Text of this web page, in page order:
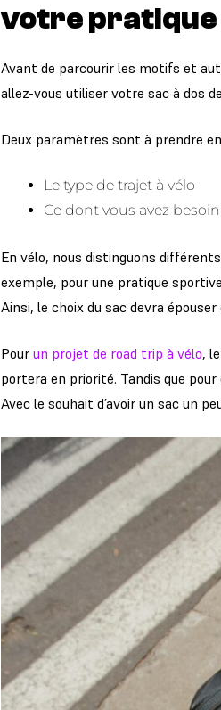
votre pratique
Avant de parcourir les motifs et
allez-vous utiliser votre sac à dos
Deux paramètres sont à prendre
Le type de trajet à vélo
Ce dont vous avez
En vélo, nous distinguons
exemple, pour une pratique
Ainsi, le choix du sac devra
Pour un projet de road trip à vélo,
portera en priorité. Tandis que
Avec le souhait d’avoir un sac un